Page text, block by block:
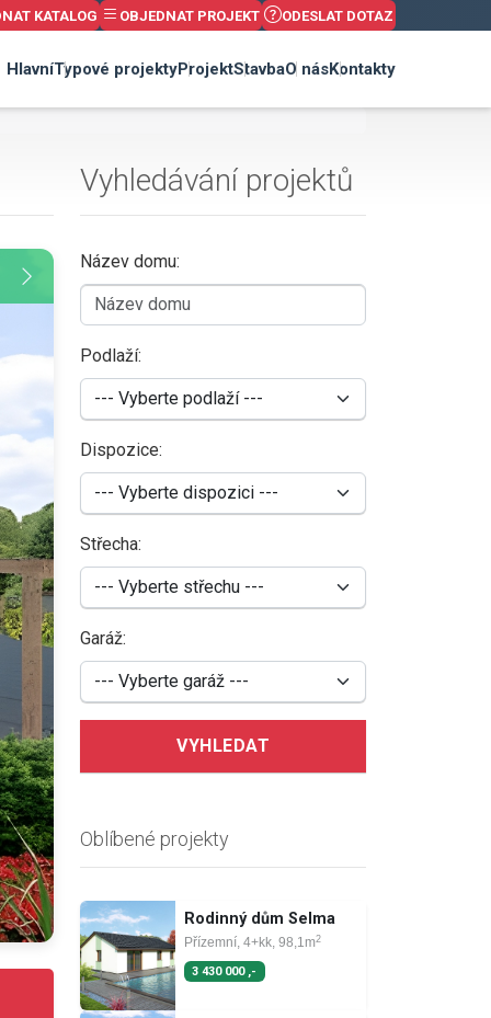
KATALOG OBJEDNAT PROJEKT ODESLAT DOTAZ
HlavníTypové projektyProjektStavbaO násKontakty
Vyhledávání projektů
Název domu:
Podlaží:
Dispozice:
Střecha:
Garáž:
VYHLEDAT
Oblíbené projekty
Rodinný dům Selma
Přízemní, 4+kk, 98,1m2
3 430 000 ,-